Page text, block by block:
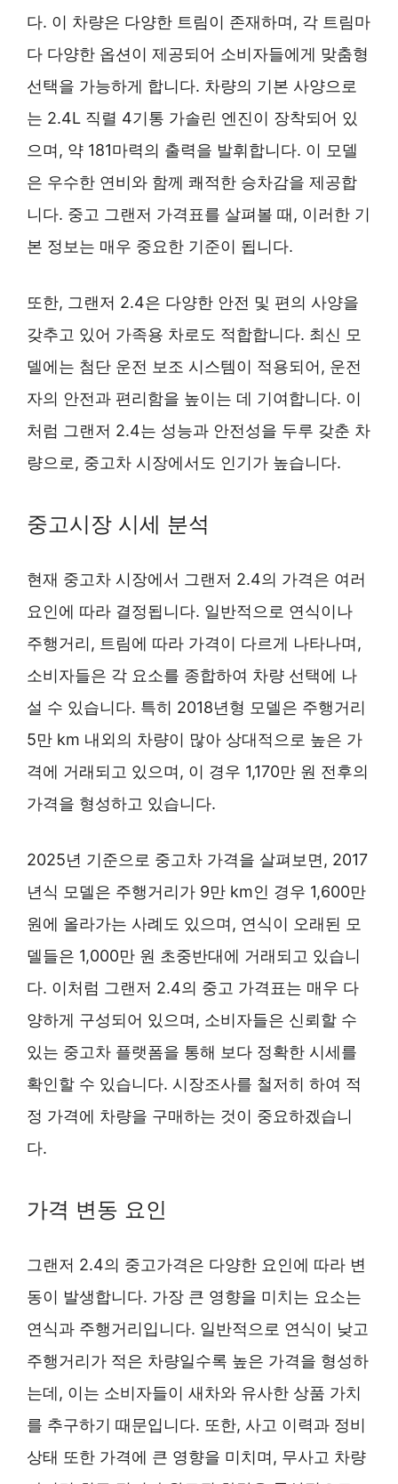
다. 이 차량은 다양한 트림이 존재하며, 각 트림마
다 다양한 옵션이 제공되어 소비자들에게 맞춤형
선택을 가능하게 합니다. 차량의 기본 사양으로
는 2.4L 직렬 4기통 가솔린 엔진이 장착되어 있
으며, 약 181마력의 출력을 발휘합니다. 이 모델
은 우수한 연비와 함께 쾌적한 승차감을 제공합
니다. 중고 그랜저 가격표를 살펴볼 때, 이러한 기
본 정보는 매우 중요한 기준이 됩니다.
또한, 그랜저 2.4은 다양한 안전 및 편의 사양을
갖추고 있어 가족용 차로도 적합합니다. 최신 모
델에는 첨단 운전 보조 시스템이 적용되어, 운전
자의 안전과 편리함을 높이는 데 기여합니다. 이
처럼 그랜저 2.4는 성능과 안전성을 두루 갖춘 차
량으로, 중고차 시장에서도 인기가 높습니다.
중고시장 시세 분석
현재 중고차 시장에서 그랜저 2.4의 가격은 여러
요인에 따라 결정됩니다. 일반적으로 연식이나
주행거리, 트림에 따라 가격이 다르게 나타나며,
소비자들은 각 요소를 종합하여 차량 선택에 나
설 수 있습니다. 특히 2018년형 모델은 주행거리
5만 km 내외의 차량이 많아 상대적으로 높은 가
격에 거래되고 있으며, 이 경우 1,170만 원 전후의
가격을 형성하고 있습니다.
2025년 기준으로 중고차 가격을 살펴보면, 2017
년식 모델은 주행거리가 9만 km인 경우 1,600만
원에 올라가는 사례도 있으며, 연식이 오래된 모
델들은 1,000만 원 초중반대에 거래되고 있습니
다. 이처럼 그랜저 2.4의 중고 가격표는 매우 다
양하게 구성되어 있으며, 소비자들은 신뢰할 수
있는 중고차 플랫폼을 통해 보다 정확한 시세를
확인할 수 있습니다. 시장조사를 철저히 하여 적
정 가격에 차량을 구매하는 것이 중요하겠습니
다.
가격 변동 요인
그랜저 2.4의 중고가격은 다양한 요인에 따라 변
동이 발생합니다. 가장 큰 영향을 미치는 요소는
연식과 주행거리입니다. 일반적으로 연식이 낮고
주행거리가 적은 차량일수록 높은 가격을 형성하
는데, 이는 소비자들이 새차와 유사한 상품 가치
를 추구하기 때문입니다. 또한, 사고 이력과 정비
상태 또한 가격에 큰 영향을 미치며, 무사고 차량